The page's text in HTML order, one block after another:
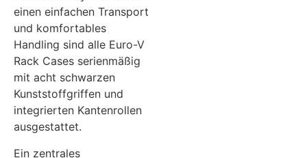
einen einfachen Transport
und komfortables
Handling sind alle Euro-V
Rack Cases serienmäßig
mit acht schwarzen
Kunststoffgriffen und
integrierten Kantenrollen
ausgestattet.
Ein zentrales